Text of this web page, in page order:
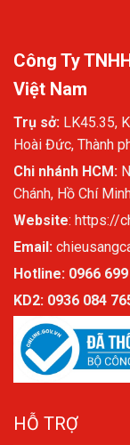
Công Ty
Việt Nam
Trụ sở: LK45.35,
Hoài Đức, Thành
Chi nhánh HCM:
Chánh, Hồ Chí
Website: https://
Email:
Hotline: 0966
KD2: 0936 084
HỖ TRỢ